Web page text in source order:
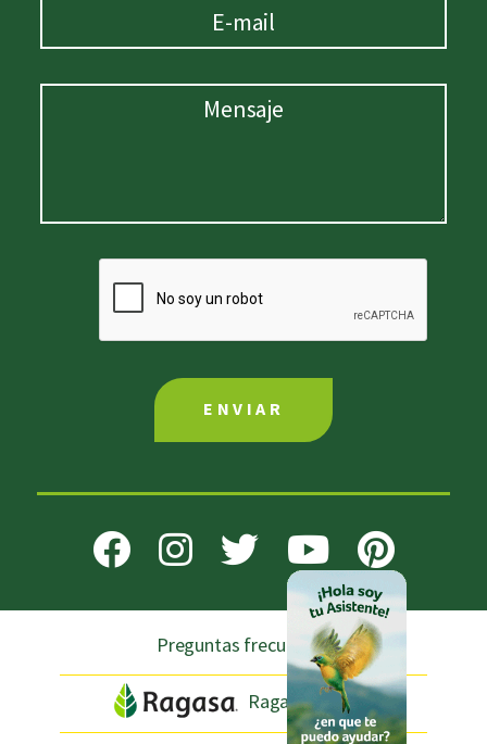
Preguntas frecuentes
Ragasa.com.mx